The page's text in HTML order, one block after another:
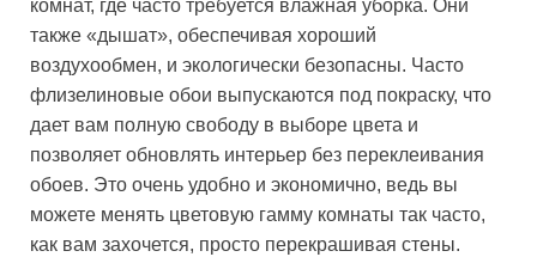
комнат, где часто требуется влажная уборка. Они
также «дышат», обеспечивая хороший
воздухообмен, и экологически безопасны. Часто
флизелиновые обои выпускаются под покраску, что
дает вам полную свободу в выборе цвета и
позволяет обновлять интерьер без переклеивания
обоев. Это очень удобно и экономично, ведь вы
можете менять цветовую гамму комнаты так часто,
как вам захочется, просто перекрашивая стены.